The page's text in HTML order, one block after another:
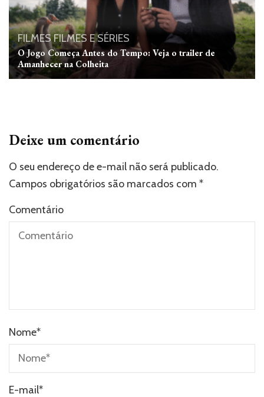
FILMESFILMES E SÉRIES
O Jogo Começa Antes do Tempo: Veja o trailer de
Amanhecer na Colheita
Deixe um comentário
O seu endereço de e-mail não será publicado.
Campos obrigatórios são marcados com *
Comentário
Nome*
E-mail*